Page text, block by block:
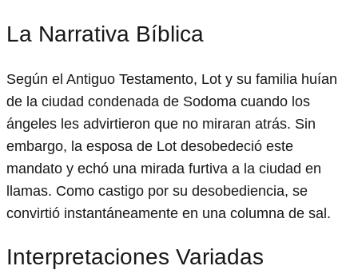
La Narrativa Bíblica
Según el Antiguo Testamento, Lot y su familia huían
de la ciudad condenada de Sodoma cuando los
ángeles les advirtieron que no miraran atrás. Sin
embargo, la esposa de Lot desobedeció este
mandato y echó una mirada furtiva a la ciudad en
llamas. Como castigo por su desobediencia, se
convirtió instantáneamente en una columna de sal.
Interpretaciones Variadas